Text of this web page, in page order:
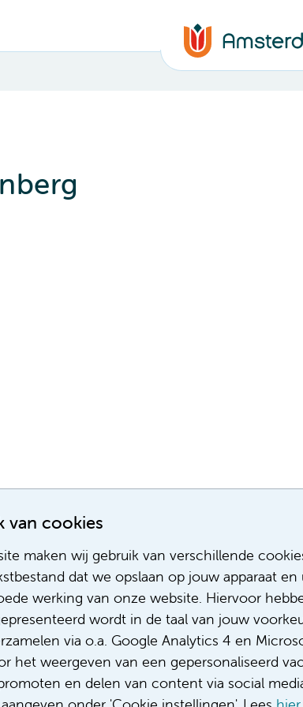
van cookies
maken wij gebruik van verschillende
dat we opslaan op jouw apparaat
werking van onze website. Hiervoor
wordt in de taal van jouw
via o.a. Google Analytics 4 en
het weergeven van een gepersonaliseerd
en delen van content via social
Meest recente vacatures
Facilitair Coördinator
Adviseur
focus op duurzame
Fellow abdominale
Medisch student